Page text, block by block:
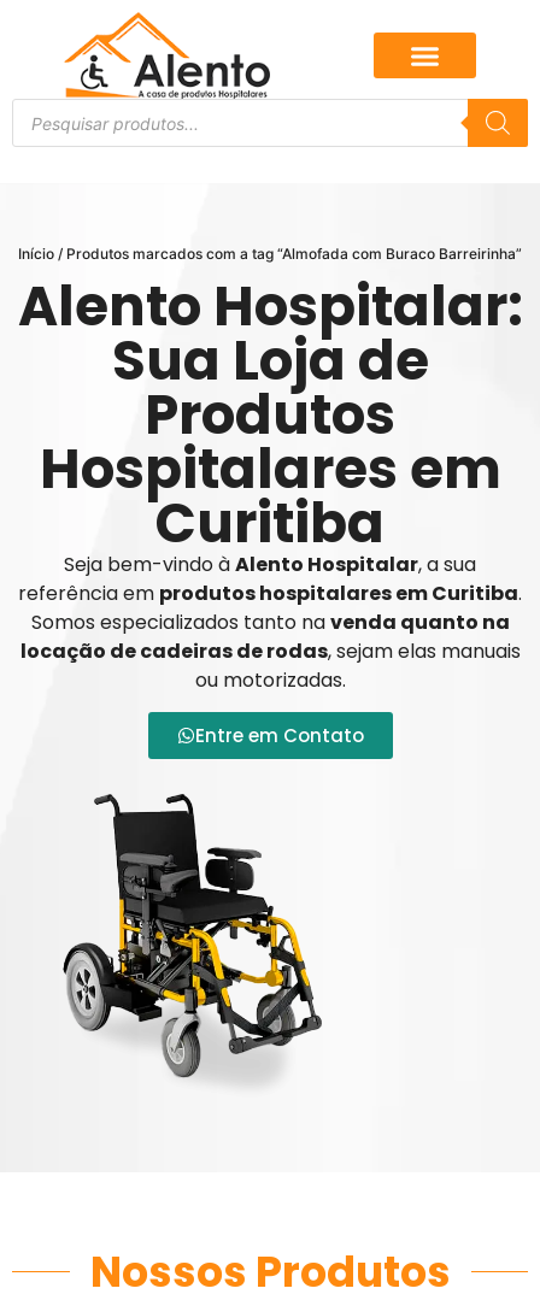
Início / Produtos marcados com a tag “Almofada com Buraco Barreirinha”
Alento Hospitalar:
Sua Loja de
Produtos
Hospitalares em
Curitiba
Seja bem-vindo àAlento Hospitalar, a sua
referência em produtos hospitalares em Curitiba.
Somos especializados tanto navenda quanto na
locação de cadeiras de rodas, sejam elas manuais
ou motorizadas.
Entre em Contato
Nossos Produtos